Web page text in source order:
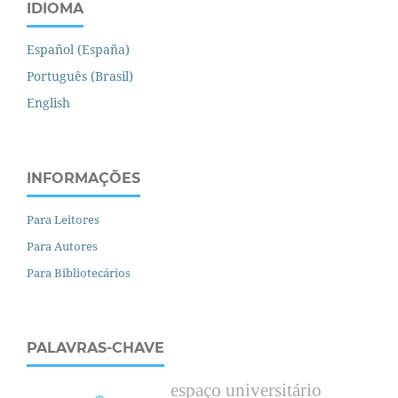
IDIOMA
Español (España)
Português (Brasil)
English
INFORMAÇÕES
Para Leitores
Para Autores
Para Bibliotecários
PALAVRAS-CHAVE
espaço universitário